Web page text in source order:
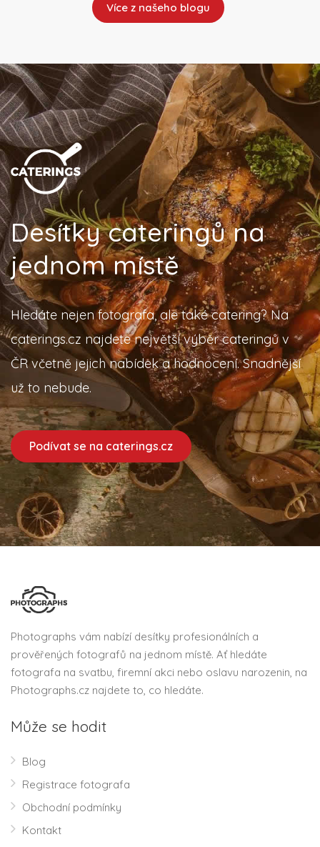
Více z našeho blogu
Desítky cateringů na
jednom místě
Hledáte nejen fotografa, ale také catering? Na
caterings.cz najdete největší výběr cateringů v
ČR včetně jejich nabídek a hodnocení. Snadnější
už to nebude.
Podívat se na caterings.cz
Photographs vám nabízí desítky profesionálních a
prověřených fotografů na jednom místě. Ať hledáte
fotografa na svatbu, firemní akci nebo oslavu narozenin, na
Photographs.cz najdete to, co hledáte.
Může se hodit
Blog
Registrace fotografa
Obchodní podmínky
Kontakt